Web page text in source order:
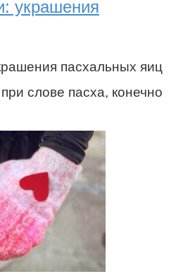
украшения
пасхальных яиц
слове пасха, конечно